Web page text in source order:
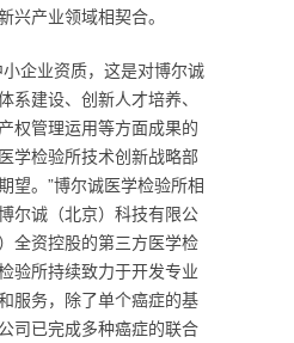
兴产业领域相契合。
企业资质，这是对博尔诚
系建设、创新人才培养、
权管理运用等方面成果的
学检验所技术创新战略部
望。”博尔诚医学检验所相
尔诚（北京）科技有限公
全资控股的第三方医学检
验所持续致力于开发专业
服务，除了单个癌症的基
司已完成多种癌症的联合